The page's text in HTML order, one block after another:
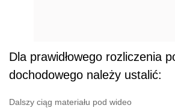
Dla prawidłowego rozliczenia
dochodowego należy ustalić:
Dalszy ciąg materiału pod wideo